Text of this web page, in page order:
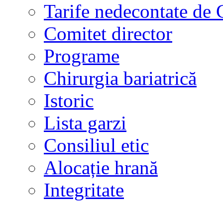
Tarife nedecontate de
Comitet director
Programe
Chirurgia bariatrică
Istoric
Lista garzi
Consiliul etic
Alocație hrană
Integritate